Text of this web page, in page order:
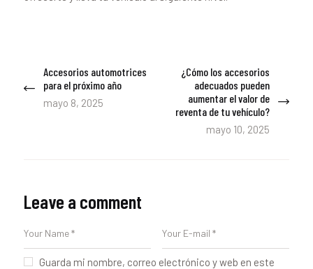
Navegación
de
entradas
Previous
post:
Accesorios automotrices
para el próximo año
mayo 8, 2025
¿Cómo los accesorios
adecuados pueden
aumentar el valor de
reventa de tu vehículo?
mayo 10, 2025
Leave a comment
Guarda mi nombre, correo electrónico y web en este